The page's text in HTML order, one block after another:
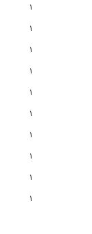
١
١
١
١
١
١
١
١
١
١